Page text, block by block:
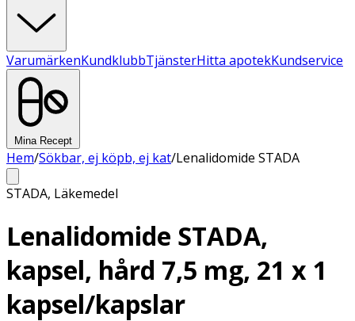
VarumärkenKundklubbTjänsterHitta apotekKundservice
Mina Recept
Hem/Sökbar, ej köpb, ej kat/Lenalidomide STADA
STADA, Läkemedel
Lenalidomide STADA,
kapsel, hård 7,5 mg, 21 x 1
kapsel/kapslar